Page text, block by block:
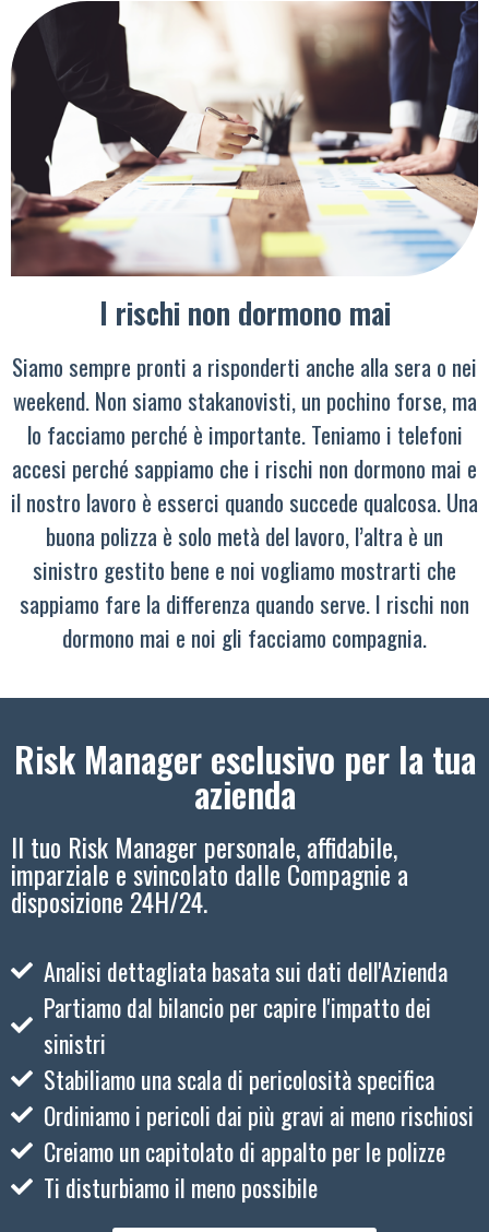
I rischi non dormono mai
Siamo sempre pronti a risponderti anche alla sera o nei
weekend. Non siamo stakanovisti, un pochino forse, ma
lo facciamo perché è importante. Teniamo i telefoni
accesi perché sappiamo che i rischi non dormono mai e
il nostro lavoro è esserci quando succede qualcosa. Una
buona polizza è solo metà del lavoro, l’altra è un
sinistro gestito bene e noi vogliamo mostrarti che
sappiamo fare la differenza quando serve. I rischi non
dormono mai e noi gli facciamo compagnia.
Risk Manager esclusivo per la tua
azienda
Il tuo Risk Manager personale, affidabile,
imparziale e svincolato dalle Compagnie a
disposizione 24H/24.
Analisi dettagliata basata sui dati dell'Azienda
Partiamo dal bilancio per capire l'impatto dei
sinistri
Stabiliamo una scala di pericolosità specifica
Ordiniamo i pericoli dai più gravi ai meno rischiosi
Creiamo un capitolato di appalto per le polizze
Ti disturbiamo il meno possibile